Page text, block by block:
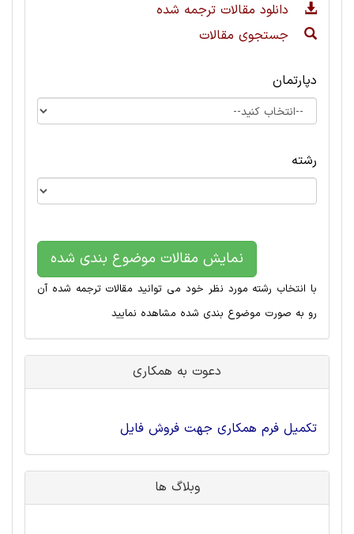
دانلود مقالات ترجمه شده
جستجوی مقالات
دپارتمان
رشته
نمایش مقالات موضوع بندی شده
با انتخاب رشته مورد نظر خود می توانید مقالات ترجمه شده آن
رو به صورت موضوع بندی شده مشاهده نمایید
دعوت به همکاری
تکمیل فرم همکاری جهت فروش فایل
وبلاگ ها